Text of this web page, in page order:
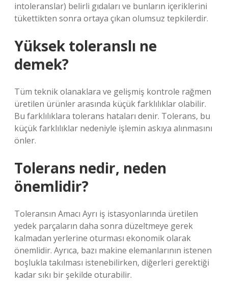
intoleranslar) belirli gıdaları ve bunların içeriklerini
tükettikten sonra ortaya çıkan olumsuz tepkilerdir.
Yüksek toleranslı ne
demek?
Tüm teknik olanaklara ve gelişmiş kontrole rağmen
üretilen ürünler arasında küçük farklılıklar olabilir.
Bu farklılıklara tolerans hataları denir. Tolerans, bu
küçük farklılıklar nedeniyle işlemin askıya alınmasını
önler.
Tolerans nedir, neden
önemlidir?
Toleransın Amacı Ayrı iş istasyonlarında üretilen
yedek parçaların daha sonra düzeltmeye gerek
kalmadan yerlerine oturması ekonomik olarak
önemlidir. Ayrıca, bazı makine elemanlarının istenen
boşlukla takılması istenebilirken, diğerleri gerektiği
kadar sıkı bir şekilde oturabilir.